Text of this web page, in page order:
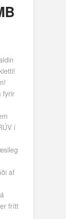
fyrir
í
af
frítt